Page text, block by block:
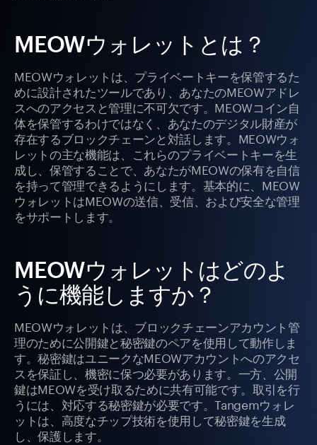
MEOWウォレットとは？
MEOWウォレットは、プライベートキーを保管するた
めに設計されたツールであり、あなたのMEOWアドレ
スへのアクセスと管理に不可欠です。MEOWコイン自
体を保管するわけではなく、あなたのデジタル財産が
存在するブロックチェーンと対話します。MEOWウォ
レットの主な機能は、これらのプライベートキーを生
成し、保管することで、あなたがMEOWの保有を自信
を持って管理できるようにします。基本的に、MEOW
ウォレットはMEOWの送信、受信、および安全な管理
をサポートします。
MEOWウォレットはどのよ
うに機能しますか？
MEOWウォレットは、ブロックチェーンアカウント管
理のために公開鍵と秘密鍵のペアを使用して動作しま
す。秘密鍵はユニークなMEOWアカウントへのアクセ
スを保証し、機密に保つ必要があります。一方、公開
鍵はMEOWを受け取るために共有可能です。取引を行
うには、対応する秘密鍵が必要です。Tangemウォレ
ットは、高度なチップ技術を使用して秘密鍵を生成
し、保護します。